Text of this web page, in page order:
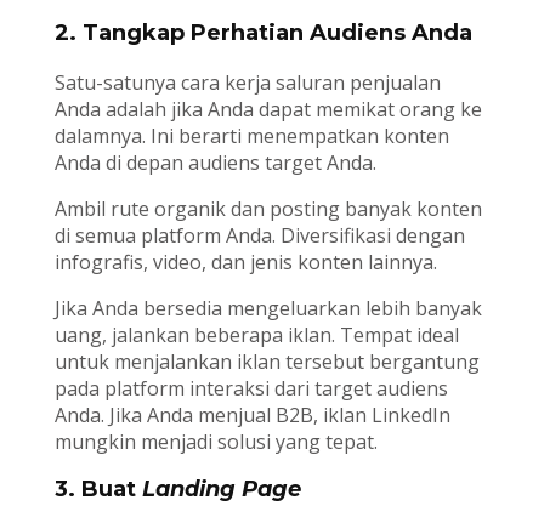
2. Tangkap Perhatian Audiens Anda
Satu-satunya cara kerja saluran penjualan
Anda adalah jika Anda dapat memikat orang ke
dalamnya. Ini berarti menempatkan konten
Anda di depan audiens target Anda.
Ambil rute organik dan posting banyak konten
di semua platform Anda. Diversifikasi dengan
infografis, video, dan jenis konten lainnya.
Jika Anda bersedia mengeluarkan lebih banyak
uang, jalankan beberapa iklan. Tempat ideal
untuk menjalankan iklan tersebut bergantung
pada platform interaksi dari target audiens
Anda. Jika Anda menjual B2B, iklan LinkedIn
mungkin menjadi solusi yang tepat.
3. Buat Landing Page